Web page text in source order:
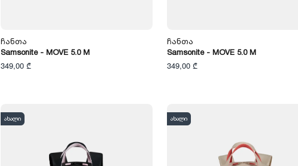
Ჩანთა
Samsonite - MOVE 5.0 M
349,00 ₾
Ჩანთა
Samsonite - MOVE 5.0 M
349,00 ₾
ახალი ახალი